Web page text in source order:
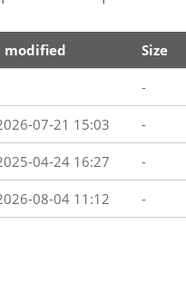
modified Size
-
07-21 15:03 -
04-24 16:27 -
08-04 11:12 -